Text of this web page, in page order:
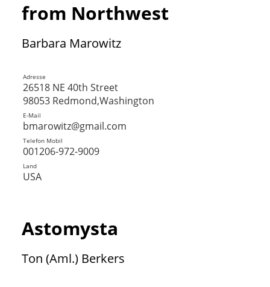
from Northwest
Barbara Marowitz
Adresse
26518 NE 40th Street
98053 Redmond,Washington
E-Mail
bmarowitz@gmail.com
Telefon Mobil
001206-972-9009
Land
USA
Astomysta
Ton (Aml.) Berkers